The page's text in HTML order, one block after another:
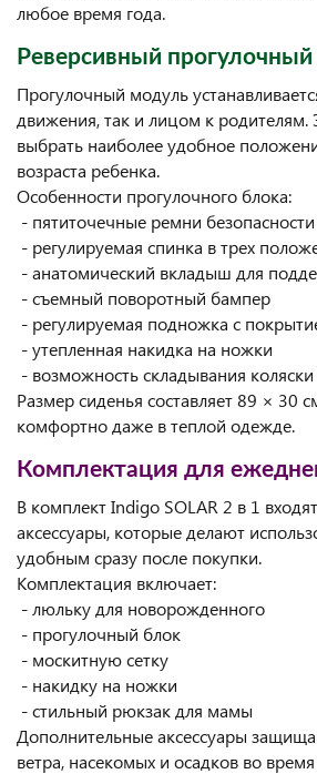
любое время года.
Реверсивный
Прогулочный модуль
движения, так и лицом к родителям.
выбрать наиболее удобное
возраста ребенка.
Особенности прогулочного блока:
- пятиточечные ремни безопасности
- регулируемая спинка в трех
- анатомический вкладыш для
- съемный поворотный бампер
- регулируемая подножка с
- утепленная накидка на ножки
- возможность складывания
Размер сиденья составляет 89 × 30
комфортно даже в теплой одежде.
Комплектация для
В комплект Indigo SOLAR 2 в 1
аксессуары, которые делают
удобным сразу после покупки.
Комплектация включает:
- люльку для новорожденного
- прогулочный блок
- москитную сетку
- накидку на ножки
- стильный рюкзак для мамы
Дополнительные аксессуары
ветра, насекомых и осадков во